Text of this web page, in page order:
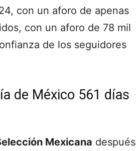
con un aforo de apenas
con un aforo de 78 mil
de los seguidores
de México 561 días
Mexicana después